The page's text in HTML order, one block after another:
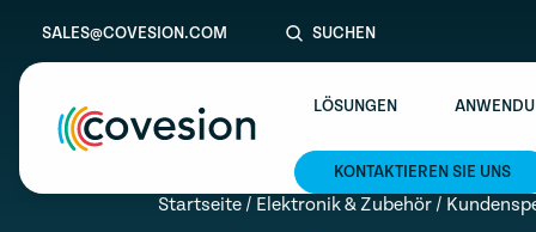
SALES@COVESION.COM SUCHEN
LÖSUNGEN
KONTAKTIEREN SIE UNS
Startseite / Elektronik & Zubehör /